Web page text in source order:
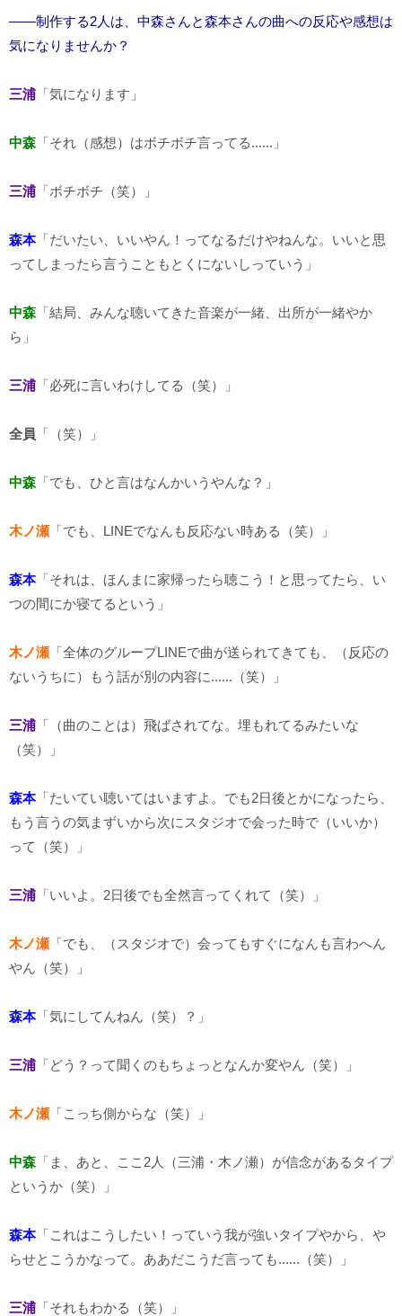
――制作する2人は、中森さんと森本さんの曲への反応や感想は
気になりませんか？
三浦 「気になります」
中森 「それ（感想）はボチボチ言ってる......」
三浦 「ボチボチ（笑）」
森本「だいたい、いいやん！ってなるだけやねんな。いいと思
ってしまったら言うこともとくにないしっていう」
中森 「結局、みんな聴いてきた音楽が一緒、出所が一緒やか
ら」
三浦 「必死に言いわけしてる（笑）」
全員 「（笑）」
中森 「でも、ひと言はなんかいうやんな？」
木ノ瀬 「でも、LINEでなんも反応ない時ある（笑）」
森本「それは、ほんまに家帰ったら聴こう！と思ってたら、い
つの間にか寝てるという」
木ノ瀬 「全体のグループLINEで曲が送られてきても、（反応の
ないうちに）もう話が別の内容に......（笑）」
三浦 「（曲のことは）飛ばされてな。埋もれてるみたいな
（笑）」
森本「たいてい聴いてはいますよ。でも2日後とかになったら、
もう言うの気まずいから次にスタジオで会った時で（いいか）
って（笑）」
三浦 「いいよ。2日後でも全然言ってくれて（笑）」
木ノ瀬 「でも、（スタジオで）会ってもすぐになんも言わへん
やん（笑）」
森本「気にしてんねん（笑）？」
三浦 「どう？って聞くのもちょっとなんか変やん（笑）」
木ノ瀬 「こっち側からな（笑）」
中森 「ま、あと、ここ2人（三浦・木ノ瀬）が信念があるタイプ
というか（笑）」
森本「これはこうしたい！っていう我が強いタイプやから、や
らせとこうかなって。ああだこうだ言っても......（笑）」
三浦 「それもわかる（笑）」